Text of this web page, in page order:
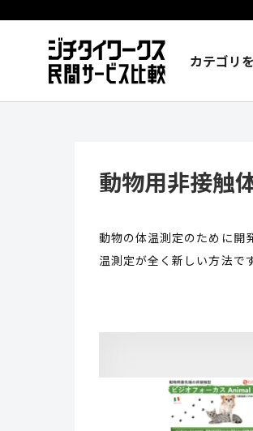
カテゴリ
動物用非接触
動物の体温測定のために開
温測定が全く新しい方法です